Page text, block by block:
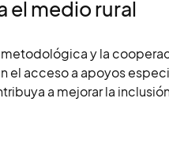
el medio rural
y la
el acceso a apoyos
a mejorar la